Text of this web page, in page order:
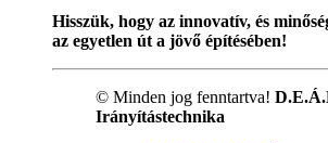
Hisszük, hogy az innovatív, és
az egyetlen út a jövő építésében!
© Minden jog fenntartva!
Irányítástechnika